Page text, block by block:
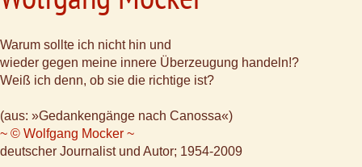
Warum sollte ich nicht hin und
wieder gegen meine innere Überzeugung handeln!?
Weiß ich denn, ob sie die richtige ist?
(aus: »Gedankengänge nach Canossa«)
~ © Wolfgang Mocker ~
deutscher Journalist und Autor; 1954-2009